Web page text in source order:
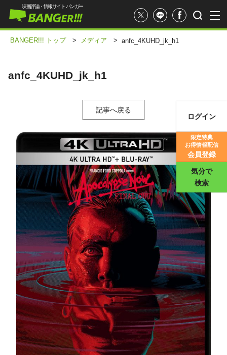
映画評価
映画評論・情報サイト バンガー
ログイン
限定特典
お得情報配信
会員登録
気分で
検索
BANGER!!! トップ > メディア > anfc_4KUHD_jk_h1
anfc_4KUHD_jk_h1
記事へ戻る